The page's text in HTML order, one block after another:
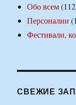
Обо всем
Персоналии
Фестивали,
СВЕЖИЕ